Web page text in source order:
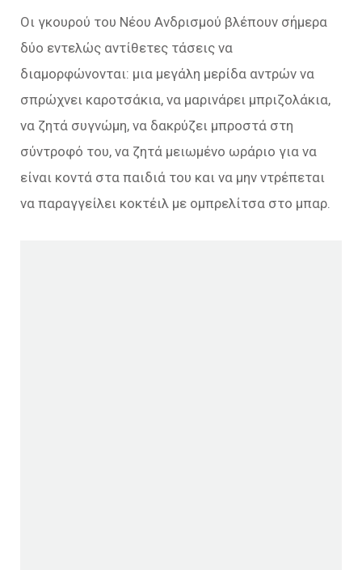
Οι γκουρού του Νέου Ανδρισμού βλέπουν σήμερα
δύο εντελώς αντίθετες τάσεις να
διαμορφώνονται: μια μεγάλη μερίδα αντρών να
σπρώχνει καροτσάκια, να μαρινάρει μπριζολάκια,
να ζητά συγνώμη, να δακρύζει μπροστά στη
σύντροφό του, να ζητά μειωμένο ωράριο για να
είναι κοντά στα παιδιά του και να μην ντρέπεται
να παραγγείλει κοκτέιλ με ομπρελίτσα στο μπαρ.